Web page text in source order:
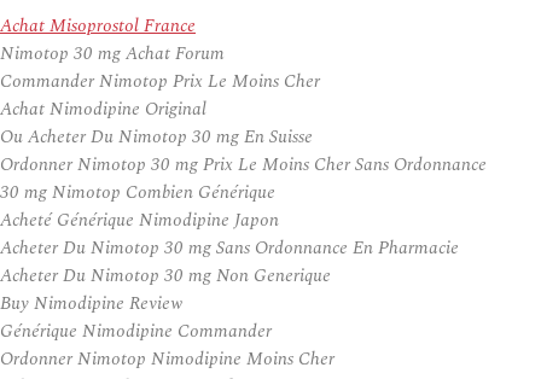
Achat Misoprostol France
Nimotop 30 mg Achat Forum
Commander Nimotop Prix Le Moins Cher
Achat Nimodipine Original
Ou Acheter Du Nimotop 30 mg En Suisse
Ordonner Nimotop 30 mg Prix Le Moins Cher Sans Ordonnance
30 mg Nimotop Combien Générique
Acheté Générique Nimodipine Japon
Acheter Du Nimotop 30 mg Sans Ordonnance En Pharmacie
Acheter Du Nimotop 30 mg Non Generique
Buy Nimodipine Review
Générique Nimodipine Commander
Ordonner Nimotop Nimodipine Moins Cher